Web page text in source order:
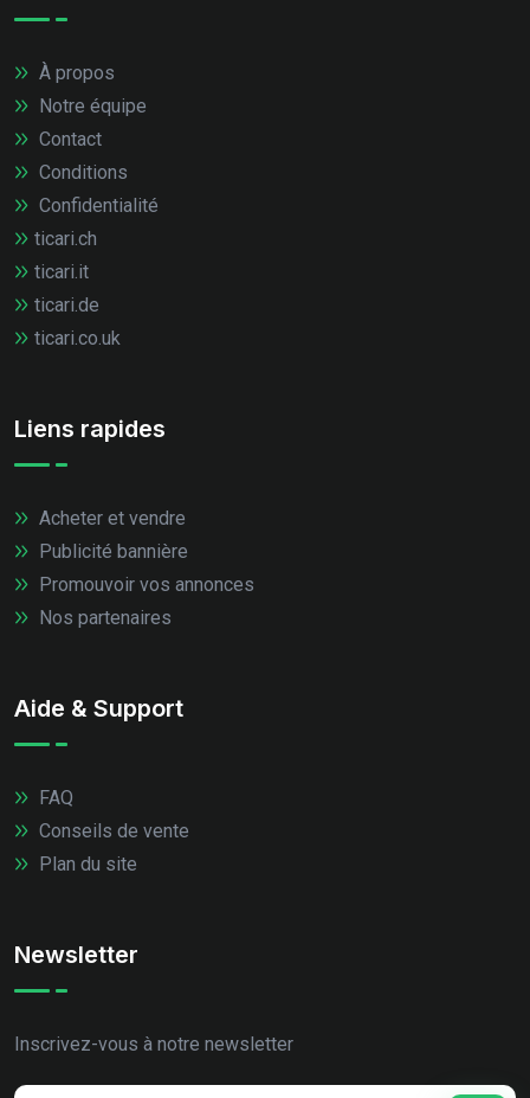
À propos
Notre équipe
Contact
Conditions
Confidentialité
ticari.ch
ticari.it
ticari.de
ticari.co.uk
Liens rapides
Acheter et vendre
Publicité bannière
Promouvoir vos annonces
Nos partenaires
Aide & Support
FAQ
Conseils de vente
Plan du site
Newsletter
Inscrivez-vous à notre newsletter